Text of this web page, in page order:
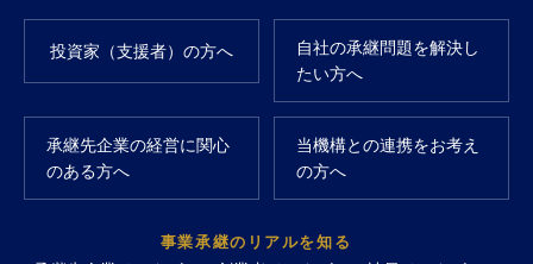
投資家（支援者）の方へ
自社の承継問題を解決し
たい方へ
承継先企業の経営に関心
のある方へ
当機構との連携をお考え
の方へ
事業承継のリアルを知る